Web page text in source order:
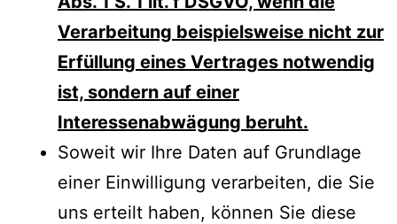
Verarbeitung beispielsweise nicht zur
Erfüllung eines Vertrages notwendig
ist, sondern auf einer
Interessenabwägung beruht.
Soweit wir Ihre Daten auf Grundlage
einer Einwilligung verarbeiten, die Sie
uns erteilt haben, können Sie diese